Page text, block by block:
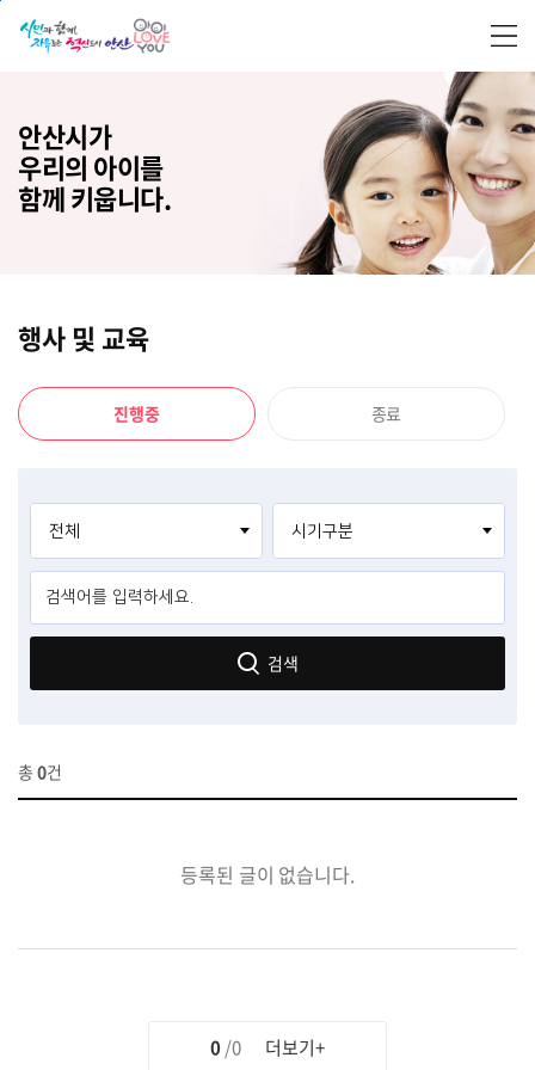
본문 바로가기
안산시가
우리의 아이를
함께 키웁니다.
행사 및 교육
진행중 종료
검색
총 0건
등록된 글이 없습니다.
0/0 더보기+